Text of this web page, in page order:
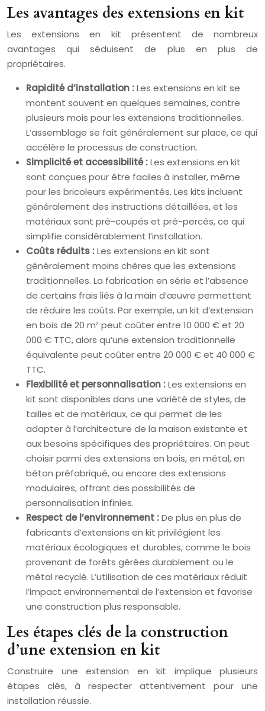
Les avantages des extensions en kit
Les extensions en kit présentent de nombreux
avantages qui séduisent de plus en plus de
propriétaires.
Rapidité d’installation :Les extensions en kit se
montent souvent en quelques semaines, contre
plusieurs mois pour les extensions traditionnelles.
L’assemblage se fait généralement sur place, ce qui
accélère le processus de construction.
Simplicité et accessibilité :Les extensions en kit
sont conçues pour être faciles à installer, même
pour les bricoleurs expérimentés. Les kits incluent
généralement des instructions détaillées, et les
matériaux sont pré-coupés et pré-percés, ce qui
simplifie considérablement l’installation.
Coûts réduits :Les extensions en kit sont
généralement moins chères que les extensions
traditionnelles. La fabrication en série et l’absence
de certains frais liés à la main d’œuvre permettent
de réduire les coûts. Par exemple, un kit d’extension
en bois de 20 m² peut coûter entre 10 000 € et 20
000 € TTC, alors qu’une extension traditionnelle
équivalente peut coûter entre 20 000 € et 40 000 €
TTC.
Flexibilité et personnalisation :Les extensions en
kit sont disponibles dans une variété de styles, de
tailles et de matériaux, ce qui permet de les
adapter à l’architecture de la maison existante et
aux besoins spécifiques des propriétaires. On peut
choisir parmi des extensions en bois, en métal, en
béton préfabriqué, ou encore des extensions
modulaires, offrant des possibilités de
personnalisation infinies.
Respect de l’environnement :De plus en plus de
fabricants d’extensions en kit privilégient les
matériaux écologiques et durables, comme le bois
provenant de forêts gérées durablement ou le
métal recyclé. L’utilisation de ces matériaux réduit
l’impact environnemental de l’extension et favorise
une construction plus responsable.
Les étapes clés de la construction
d’une extension en kit
Construire une extension en kit implique plusieurs
étapes clés, à respecter attentivement pour une
installation réussie.